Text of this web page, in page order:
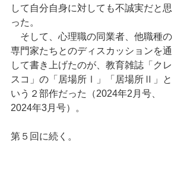
して自分自身に対しても不誠実だと思
った。
そして、心理職の同業者、他職種の
専門家たちとのディスカッションを通
して書き上げたのが、教育雑誌「クレ
スコ」の「居場所Ⅰ」「居場所Ⅱ」と
いう２部作だった（2024年2月号、
2024年3月号）。
第５回に続く。